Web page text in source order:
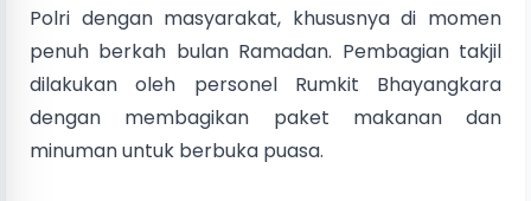
Polri dengan masyarakat, khususnya di momen
penuh berkah bulan Ramadan. Pembagian takjil
dilakukan oleh personel Rumkit Bhayangkara
dengan membagikan paket makanan dan
minuman untuk berbuka puasa.